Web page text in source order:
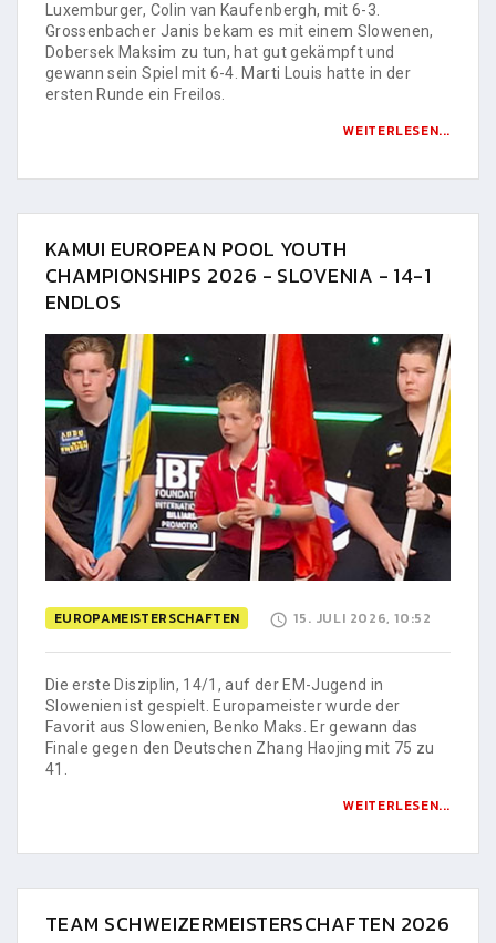
Luxemburger, Colin van Kaufenbergh, mit 6-3.
Grossenbacher Janis bekam es mit einem Slowenen,
Dobersek Maksim zu tun, hat gut gekämpft und
gewann sein Spiel mit 6-4. Marti Louis hatte in der
ersten Runde ein Freilos.
WEITERLESEN...
KAMUI EUROPEAN POOL YOUTH
CHAMPIONSHIPS 2026 - SLOVENIA - 14-1
ENDLOS
EUROPAMEISTERSCHAFTEN 15. JULI 2026, 10:52
Die erste Disziplin, 14/1, auf der EM-Jugend in
Slowenien ist gespielt. Europameister wurde der
Favorit aus Slowenien, Benko Maks. Er gewann das
Finale gegen den Deutschen Zhang Haojing mit 75 zu
41.
WEITERLESEN...
TEAM SCHWEIZERMEISTERSCHAFTEN 2026